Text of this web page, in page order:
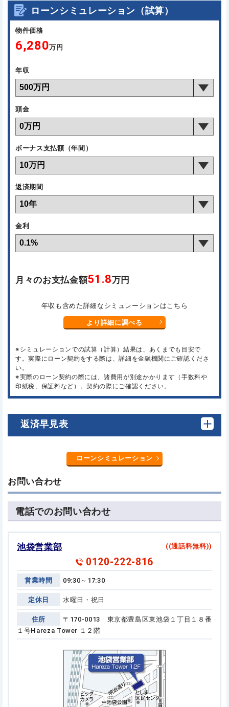
ローンシミュレーション（試算）
物件価格
6,280万円
年収
頭金
ボーナス支払額（年間）
返済期間
金利
月々のお支払金額51.8万円
年収も含めた詳細なシミュレーションはこちら
より詳細に調べる
※シミュレーションでの試算（計算）結果は、あくまでも目安で
す。実際にローン契約をする際は、詳細を金融機関にご確認くださ
い。
※実際のローン契約の際には、諸費用が別途かかります（手数料や
印紙税、保証料など）。契約の際にご確認ください。
返済早見表
ローンシミュレーション
お問い合わせ
電話でのお問い合わせ
池袋営業部 ((通話料無料))
0120-222-816
営業時間 09:30～17:30
定休日 水曜日・祝日
住所
〒170-0013 東京都豊島区東池袋１丁目１８番
１号Hareza Tower １２階